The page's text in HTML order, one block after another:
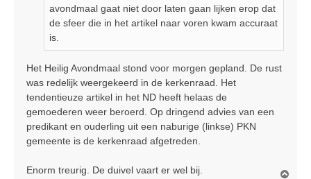
avondmaal gaat niet door laten gaan lijken erop dat
de sfeer die in het artikel naar voren kwam accuraat
is.
Het Heilig Avondmaal stond voor morgen gepland. De rust
was redelijk weergekeerd in de kerkenraad. Het
tendentieuze artikel in het ND heeft helaas de
gemoederen weer beroerd. Op dringend advies van een
predikant en ouderling uit een naburige (linkse) PKN
gemeente is de kerkenraad afgetreden.
Enorm treurig. De duivel vaart er wel bij.